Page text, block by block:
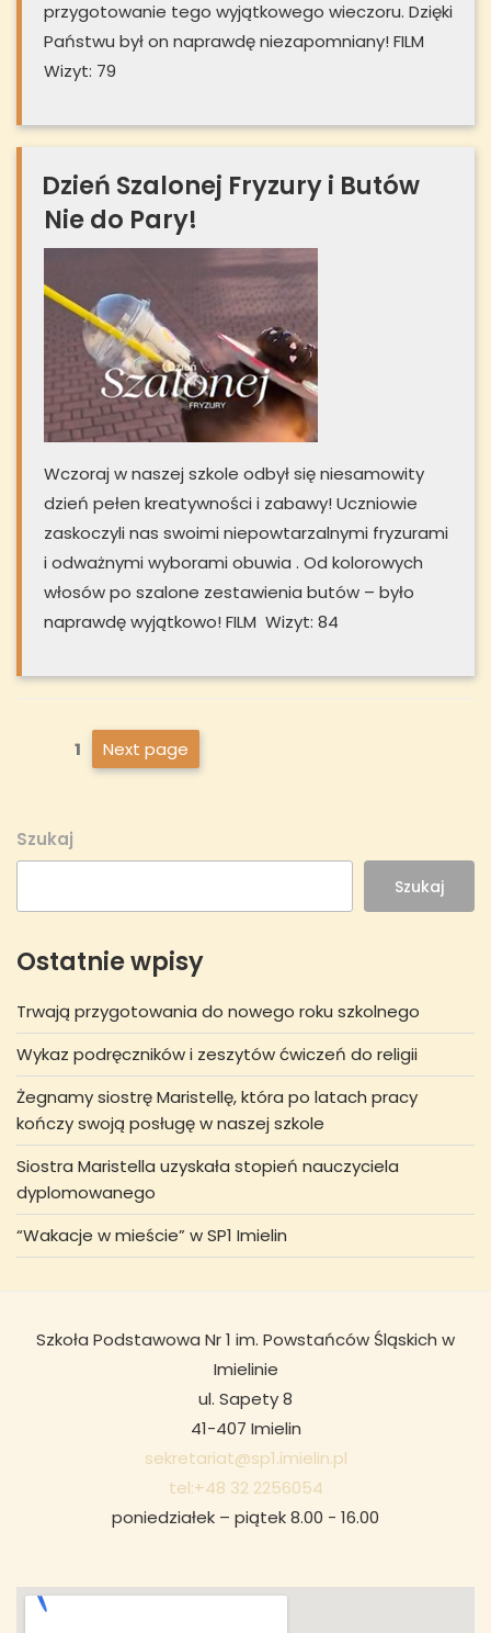
przygotowanie tego wyjątkowego wieczoru. Dzięki
Państwu był on naprawdę niezapomniany! FILM
Wizyt: 79
Dzień Szalonej Fryzury i Butów
Nie do Pary!
Wczoraj w naszej szkole odbył się niesamowity
dzień pełen kreatywności i zabawy! Uczniowie
zaskoczyli nas swoimi niepowtarzalnymi fryzurami
i odważnymi wyborami obuwia . Od kolorowych
włosów po szalone zestawienia butów – było
naprawdę wyjątkowo! FILM Wizyt: 84
Stronicowanie
wpisów
Page1 Next page
Szukaj
Szukaj
Ostatnie wpisy
Trwają przygotowania do nowego roku szkolnego
Wykaz podręczników i zeszytów ćwiczeń do religii
Żegnamy siostrę Maristellę, która po latach pracy
kończy swoją posługę w naszej szkole
Siostra Maristella uzyskała stopień nauczyciela
dyplomowanego
“Wakacje w mieście” w SP1 Imielin
Szkoła Podstawowa Nr 1 im. Powstańców Śląskich w
Imielinie
ul. Sapety 8
41-407 Imielin
sekretariat@sp1.imielin.pl
tel:+48 32 2256054
poniedziałek – piątek 8.00 - 16.00